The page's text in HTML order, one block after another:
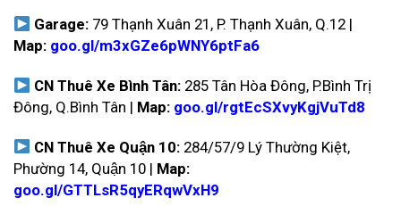
Garage: 79 Thạnh Xuân 21, P. Thạnh Xuân, Q.12 |
Map: goo.gl/m3xGZe6pWNY6ptFa6
CN Thuê Xe Bình Tân: 285 Tân Hòa Đông, P.Bình Trị
Đông, Q.Bình Tân | Map: goo.gl/rgtEcSXvyKgjVuTd8
CN Thuê Xe Quận 10: 284/57/9 Lý Thường Kiệt,
Phường 14, Quận 10 | Map:
goo.gl/GTTLsR5qyERqwVxH9